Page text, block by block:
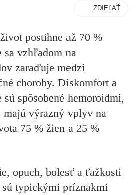
ZDIEĽAŤ
postihne až 70 %
sa vzhľadom na
zaraďuje medzi
choroby. Diskomfort a
spôsobené hemoroidmi,
majú výrazný vplyv na
75 % žien a 25 %
opuch, bolesť a ťažkosti
typickými príznakmi